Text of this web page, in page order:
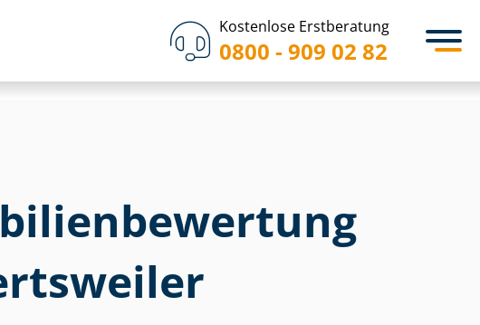
Kostenlose Erstberatung
0800 - 909 02 82